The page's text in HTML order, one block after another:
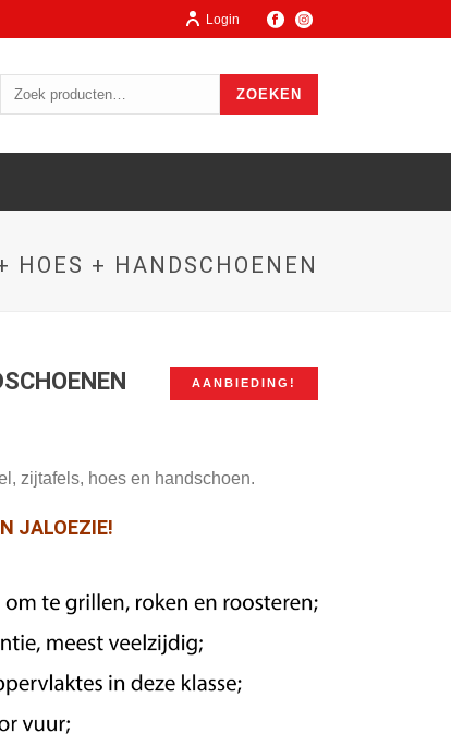
Login
ZOEKEN
HOES + HANDSCHOENEN
AANBIEDING!
zijtafels, hoes en handschoen.
JALOEZIE!